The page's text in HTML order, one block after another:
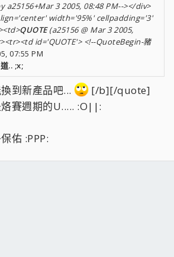
a25156+Mar 3 2005, 08:48 PM--></div>
width='95%' cellpadding='3'
QUOTE(a25156 @ Mar 3 2005,
id='QUOTE'> <!--QuoteBegin-豬
07:55 PM
.. ;x;
到新產品吧...
[/b][/quote]
賽週期的U..... :O||:
佑 :PPP: